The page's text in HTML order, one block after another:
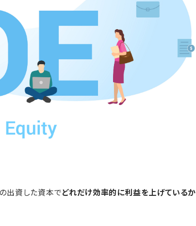
出資した資本でどれだけ効率的に利益を上げているか